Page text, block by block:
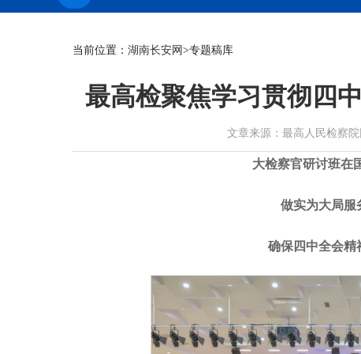
当前位置： 湖南长安网 >专题稿库
最高检聚焦学习贯彻四
文章来源：最高人民检察院
大检察官研讨班在
做实为大局服
确保四中全会精